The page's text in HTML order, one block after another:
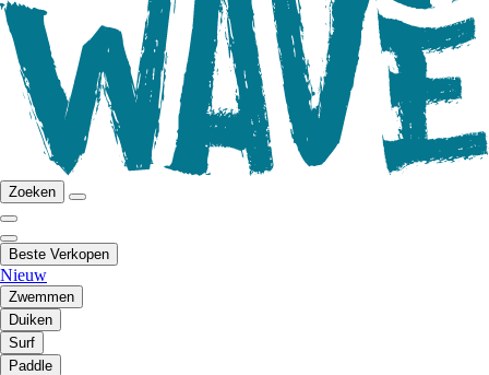
Zoeken
Beste Verkopen
Nieuw
Zwemmen
Duiken
Surf
Paddle